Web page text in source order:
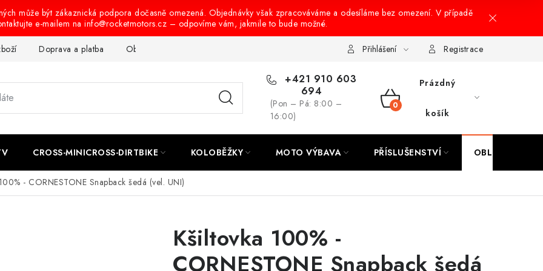
může být zákaznická podpora dočasně omezená. Objednávky však zpracováváme a odesíláme bez omezení. V případě
e-mailem na info@rocketmotors.cz – odpovíme vám, jakmile to bude možné.
Doprava a platba Obchodní podmínky Podmínky ochrany osobních údajů Návody na montáž
Přihlášení Registrace
+421 910 603
694
(Pon – Pá: 8:00 –
16:00)
NÁKUPNÍ
Prázdný
košík
CROSS-MINICROSS-DIRTBIKE KOLOBĚŽKY MOTO VÝBAVA PŘÍSLUŠENSTVÍ OBLEČENÍ
- CORNESTONE Snapback šedá (vel. UNI)
Kšiltovka 100% -
CORNESTONE Snapback šedá